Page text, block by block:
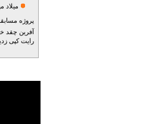
میلاد
پروژه
آفرین چقد
رایت کپی